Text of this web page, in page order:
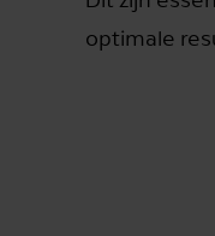
optimale